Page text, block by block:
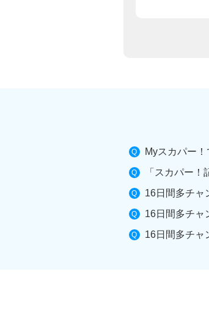
Myスカパー
「スカパー
16日間多チャ
16日間多チャ
16日間多チャ